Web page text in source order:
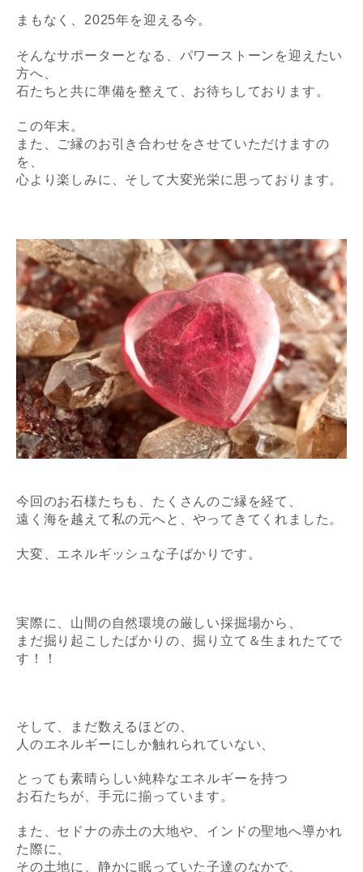
まもなく、2025年を迎える今。
そんなサポーターとなる、 パワーストーンを迎えたい
方へ、
石たちと共に準備を整えて、お待ちしております。
この年末。
また、ご縁のお引き合わせをさせていただけますの
を、
心より楽しみに、そして大変光栄に思っております。
今回のお石様たちも、たくさんのご縁を経て、
遠く海を越えて私の元へと、やってきてくれました。
大変、エネルギッシュな子ばかりです。
実際に、山間の自然環境の厳しい採掘場から、
まだ掘り起こしたばかりの、掘り立て＆生まれたてで
す！！
そして、まだ数えるほどの、
人のエネルギーにしか触れられていない、
とっても素晴らしい純粋なエネルギーを持つ
お石たちが、手元に揃っています。
また、セドナの赤土の大地や、インドの聖地へ導かれ
た際に、
その土地に、静かに眠っていた子達のなかで、